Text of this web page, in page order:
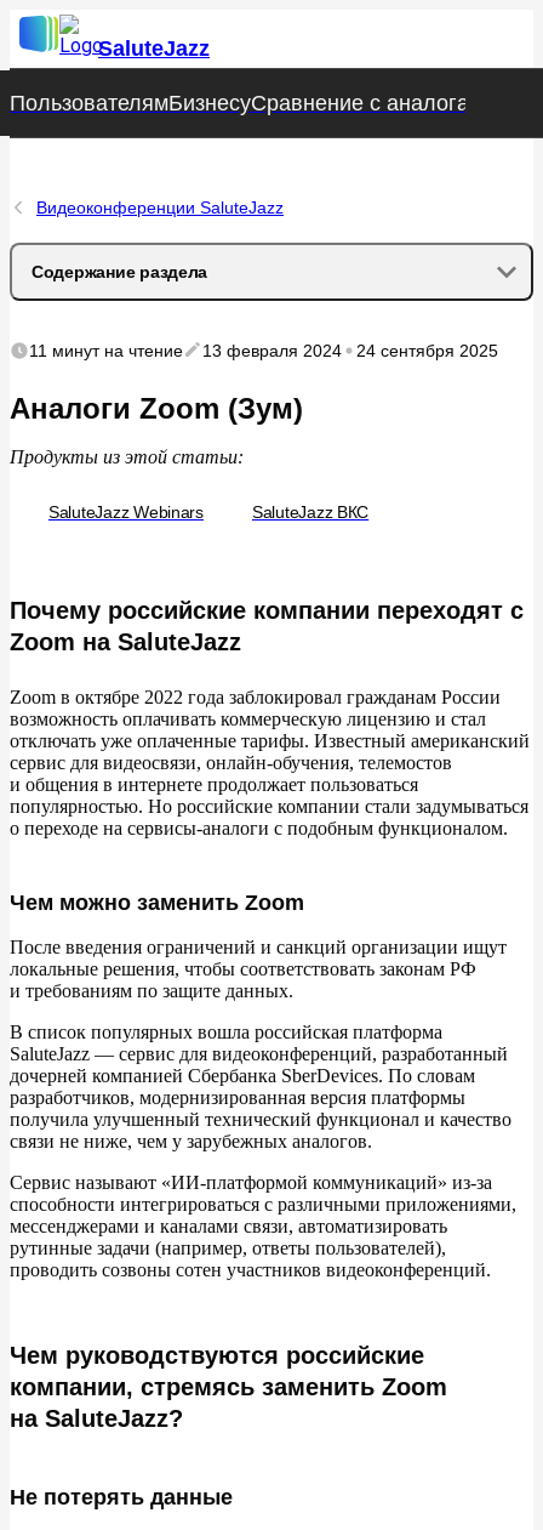
SaluteJazz
ПользователямБизнесуСравнение с аналогами
ПользователямБизнесуСравнение с аналогами
Видеоконференции SaluteJazz
Содержание раздела
Почему российские компании переходят с Zoom на
Чем можно заменить Zoom
заменить Zoom на SaluteJazz?
Обеспечить безопасность
Пользоваться господдержкой
ПО для видеоконференций
Как выбрать программу для видеоконференций
Сравнение с Zoom
Яндекс Телемост
Особенности Телемоста
Сравнение с Zoom
Особенности Webinar
VideoMost
Особенности VideoMost
11 минутна чтение 13 февраля 2024 24 сентября 2025
Аналоги Zoom (Зум)
Продукты из этой статьи:
SaluteJazz Webinars SaluteJazz ВКС
Почему российские компании переходят с
Zoom на SaluteJazz
Zoom в октябре 2022 года заблокировал гражданам России
возможность оплачивать коммерческую лицензию и стал
отключать уже оплаченные тарифы. Известный американский
сервис для видеосвязи, онлайн-обучения, телемостов
и общения в интернете продолжает пользоваться
популярностью. Но российские компании стали задумываться
о переходе на сервисы-аналоги с подобным функционалом.
Чем можно заменить Zoom
После введения ограничений и санкций организации ищут
локальные решения, чтобы соответствовать законам РФ
и требованиям по защите данных.
В список популярных вошла российская платформа
SaluteJazz — сервис для видеоконференций, разработанный
дочерней компанией Сбербанка SberDevices. По словам
разработчиков, модернизированная версия платформы
получила улучшенный технический функционал и качество
связи не ниже, чем у зарубежных аналогов.
Сервис называют «ИИ-платформой коммуникаций» из-за
способности интегрироваться с различными приложениями,
мессенджерами и каналами связи, автоматизировать
рутинные задачи (например, ответы пользователей),
проводить созвоны сотен участников видеоконференций.
Чем руководствуются российские
компании, стремясь заменить Zoom
на SaluteJazz?
Не потерять данные